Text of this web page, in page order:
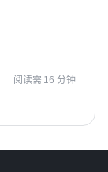
阅读需 16 分钟